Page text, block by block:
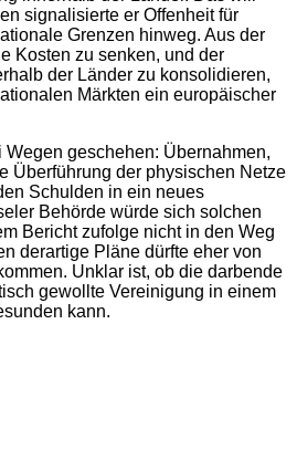
signalisierte er Offenheit für
Grenzen hinweg. Aus der
Kosten zu senken, und der
der Länder zu konsolidieren,
Märkten ein europäischer
geschehen: Übernahmen,
Überführung der physischen Netze
Schulden in ein neues
Behörde würde sich solchen
Bericht zufolge nicht in den Weg
derartige Pläne dürfte eher von
Unklar ist, ob die darbende
gewollte Vereinigung in einem
kann.